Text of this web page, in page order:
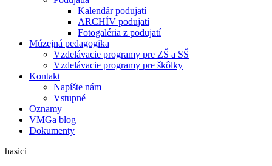
Kalendár podujatí
ARCHÍV podujatí
Fotogaléria z podujatí
Múzejná pedagogika
Vzdelávacie programy pre ZŠ a SŠ
Vzdelávacie programy pre škôlky
Kontakt
Napíšte nám
Vstupné
Oznamy
VMGa blog
Dokumenty
hasici